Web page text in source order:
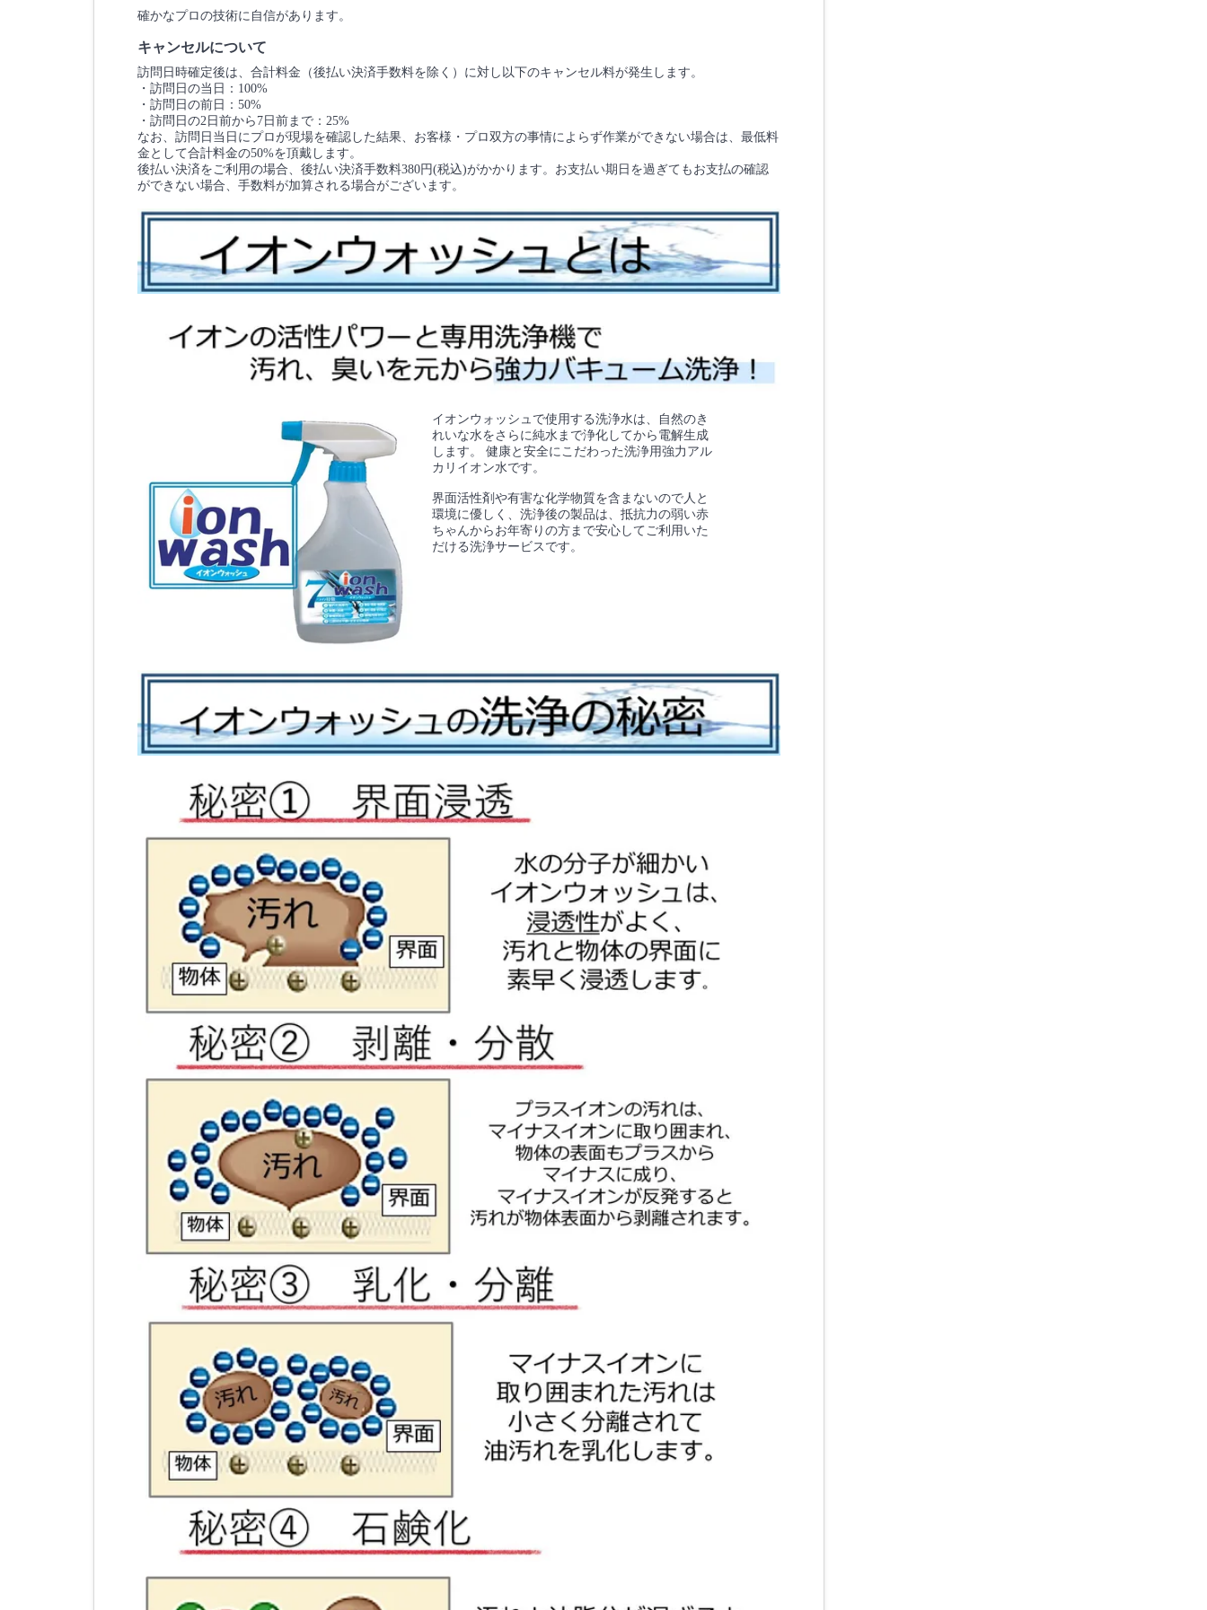
確かなプロの技術に自信があります。
キャンセルについて
訪問日時確定後は、合計料金（後払い決済手数料を除く）に対し以下のキャンセル料が発生します。
・訪問日の当日：100%
・訪問日の前日：50%
・訪問日の2日前から7日前まで：25%
なお、訪問日当日にプロが現場を確認した結果、お客様・プロ双方の事情によらず作業ができない場合は、最低料
金として合計料金の50%を頂戴します。
後払い決済をご利用の場合、後払い決済手数料380円(税込)がかかります。お支払い期日を過ぎてもお支払の確認
ができない場合、手数料が加算される場合がございます。
イオンウォッシュで使用する洗浄水は、自然のき
れいな水をさらに純水まで浄化してから電解生成
します。 健康と安全にこだわった洗浄用強力アル
カリイオン水です。
界面活性剤や有害な化学物質を含まないので人と
環境に優しく、洗浄後の製品は、抵抗力の弱い赤
ちゃんからお年寄りの方まで安心してご利用いた
だける洗浄サービスです。